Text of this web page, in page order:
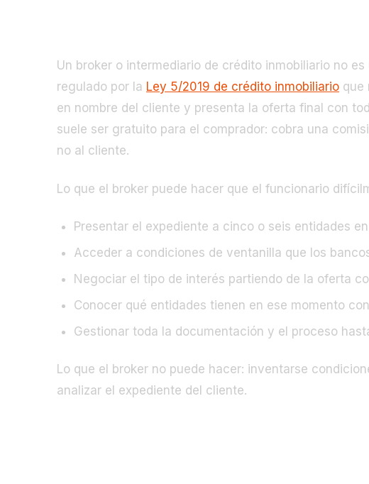
Un broker o intermediario de crédito inmobiliario no
regulado por la Ley 5/2019 de crédito inmobiliario que
en nombre del cliente y presenta la oferta final con
suele ser gratuito para el comprador: cobra una
no al cliente.
Lo que el broker puede hacer que el funcionario
Presentar el expediente a cinco o seis entidades
Acceder a condiciones de ventanilla que los
Negociar el tipo de interés partiendo de la oferta
Conocer qué entidades tienen en ese momento
Gestionar toda la documentación y el proceso
Lo que el broker no puede hacer: inventarse
analizar el expediente del cliente.